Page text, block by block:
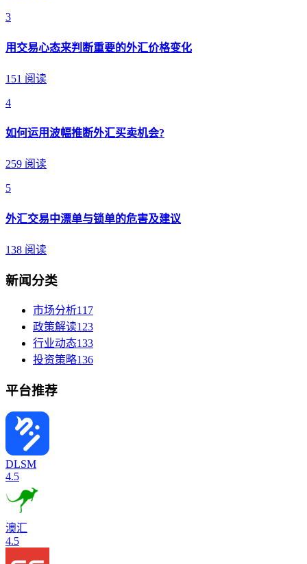
3
用交易心态来判断重要的外汇价格变化
151 阅读
4
如何运用波幅推断外汇买卖机会?
259 阅读
5
外汇交易中漂单与锁单的危害及建议
138 阅读
新闻分类
市场分析117
政策解读123
行业动态133
投资策略136
平台推荐
DLSM
4.5
澳汇
4.5